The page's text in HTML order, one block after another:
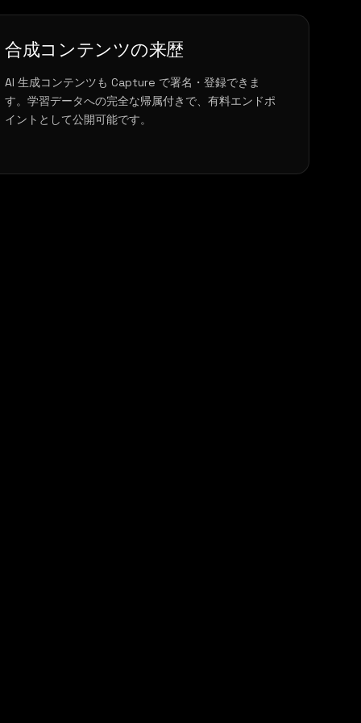
合成コンテンツの来歴
AI 生成コンテンツも Capture で署名・登録できま
す。学習データへの完全な帰属付きで、有料エンドポ
イントとして公開可能です。